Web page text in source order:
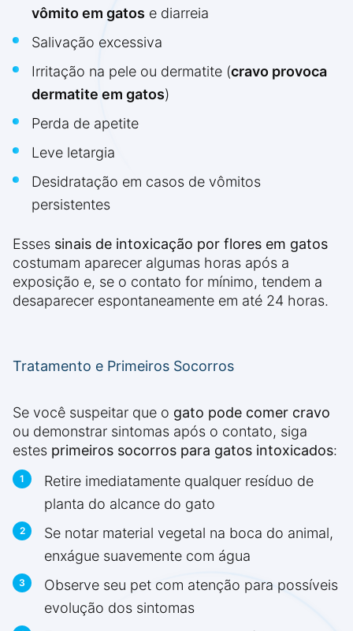
vômito em gatos e diarreia
Salivação excessiva
Irritação na pele ou dermatite (cravo provoca
dermatite em gatos)
Perda de apetite
Leve letargia
Desidratação em casos de vômitos
persistentes
Esses sinais de intoxicação por flores em gatos
costumam aparecer algumas horas após a
exposição e, se o contato for mínimo, tendem a
desaparecer espontaneamente em até 24 horas.
Tratamento e Primeiros Socorros
Se você suspeitar que o gato pode comer cravo
ou demonstrar sintomas após o contato, siga
estes primeiros socorros para gatos intoxicados:
Retire imediatamente qualquer resíduo de
planta do alcance do gato
Se notar material vegetal na boca do animal,
enxágue suavemente com água
Observe seu pet com atenção para possíveis
evolução dos sintomas